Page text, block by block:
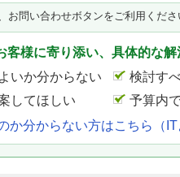
お問い合わせボタンをご利用くださ
客様に寄り添い、具体的な
いか分からない
検討す
してほしい
予算内
か分からない方はこちら（IT